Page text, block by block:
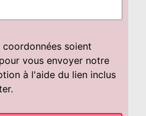
soient
vous envoyer notre
à l'aide du lien inclus